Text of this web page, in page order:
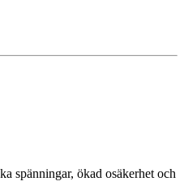
spänningar, ökad osäkerhet och